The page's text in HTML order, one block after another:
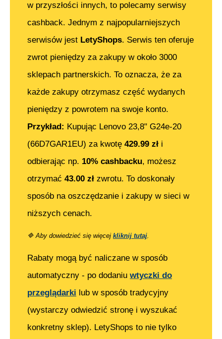
w przyszłości innych, to polecamy serwisy
cashback. Jednym z najpopularniejszych
serwisów jest LetyShops. Serwis ten oferuje
zwrot pieniędzy za zakupy w około 3000
sklepach partnerskich. To oznacza, że za
każde zakupy otrzymasz część wydanych
pieniędzy z powrotem na swoje konto.
Przykład: Kupując Lenovo 23,8" G24e-20
(66D7GAR1EU) za kwotę 429.99 zł i
odbierając np. 10% cashbacku, możesz
otrzymać 43.00 zł zwrotu. To doskonały
sposób na oszczędzanie i zakupy w sieci w
niższych cenach.
🔷 Aby dowiedzieć się więcej kliknij tutaj.
Rabaty mogą być naliczane w sposób
automatyczny - po dodaniu wtyczki do
przeglądarki lub w sposób tradycyjny
(wystarczy odwiedzić stronę i wyszukać
konkretny sklep). LetyShops to nie tylko